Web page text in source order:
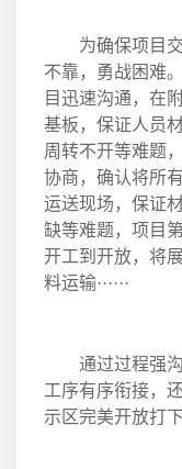
为确保项目
不靠，勇战困难
目迅速沟通，在
基板，保证人员
周转不开等难题
协商，确认将所
运送现场，保证
缺等难题，项目
开工到开放，将
料运输······
通过过程强
工序有序衔接，
示区完美开放打